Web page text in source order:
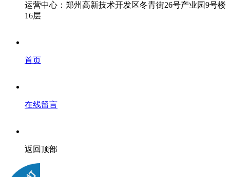
运营中心：郑州高新技术开发区冬青街26号产业园9号楼
16层
首页
在线留言
返回顶部